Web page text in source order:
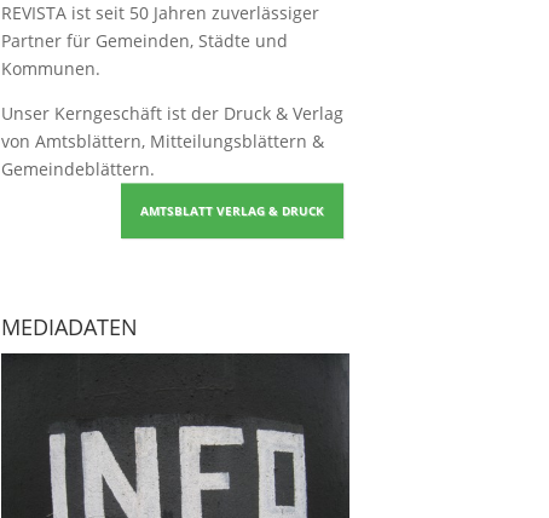
REVISTA ist seit 50 Jahren zuverlässiger
Partner für Gemeinden, Städte und
Kommunen.
Unser Kerngeschäft ist der Druck & Verlag
von Amtsblättern, Mitteilungsblättern &
Gemeindeblättern.
AMTSBLATT VERLAG & DRUCK
MEDIADATEN